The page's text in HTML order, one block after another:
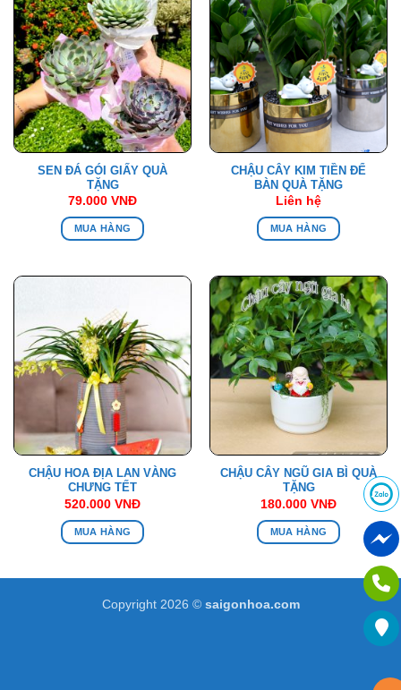
SEN ĐÁ GÓI GIẤY QUÀ
TẶNG
79.000 VNĐ
MUA HÀNG
CHẬU CÂY KIM TIỀN ĐỂ
BÀN QUÀ TẶNG
Liên hệ
MUA HÀNG
CHẬU HOA ĐỊA LAN VÀNG
CHƯNG TẾT
520.000 VNĐ
MUA HÀNG
CHẬU CÂY NGŨ GIA BÌ QUÀ
TẶNG
180.000 VNĐ
MUA HÀNG
Copyright 2026 © saigonhoa.com